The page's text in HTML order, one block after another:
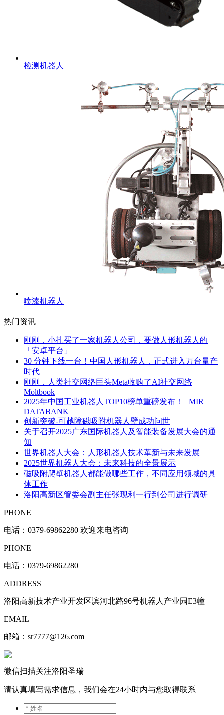
检测机器人
喷漆机器人
热门资讯
刚刚，小扎买了一家机器人公司，要做人形机器人的
「安卓平台」
30 分钟下线一台！中国人形机器人，正式进入万台量产
时代
刚刚，人类社交网络巨头Meta收购了AI社交网络
Moltbook
2025年中国工业机器人TOP10榜单重磅发布！ | MIR
DATABANK
创新突破-可越障磁吸附机器人壁成功问世
关于召开2025广东国际机器人及智能装备发展大会的通
知
世界机器人大会：人形机器人技术革新与未来发展
2025世界机器人大会：未来科技的全景展示
磁吸附爬壁机器人都能做哪些工作，不同应用领域的具
体工作
洛阳高新区管委会副主任张现利一行到公司进行调研
PHONE
电话： 0379-69862280 欢迎来电咨询
PHONE
电话：0379-69862280
ADDRESS
洛阳高新技术产业开发区滨河北路96号机器人产业园E3幢
EMAIL
邮箱：sr7777@126.com
微信扫描关注洛阳圣瑞
请认真填写需求信息，我们会在24小时内与您取得联系